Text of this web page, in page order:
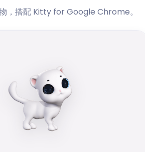
，搭配 Kitty for Google Chrome。